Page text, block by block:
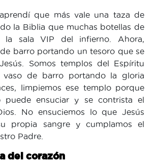
que más vale una taza de
la Biblia que muchas botellas de
la sala VIP del infierno. Ahora,
barro portando un tesoro que se
Somos templos del Espíritu
vaso de barro portando la gloria
limpiemos ese templo porque
puede ensuciar y se contrista el
No ensuciemos lo que Jesús
propia sangre y cumplamos el
Padre.
del corazón